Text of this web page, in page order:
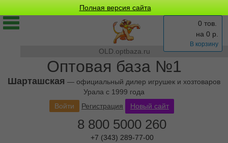
Полная версия сайта
OLD.optbaza.ru
Оптовая база №1
Шарташская — официальный дилер игрушек и хозтоваров
Урала с 1999 года
0 тов.
на 0 р.
В корзину
Войти Регистрация Новый сайт
8 800 5000 260
+7 (343) 289-77-00